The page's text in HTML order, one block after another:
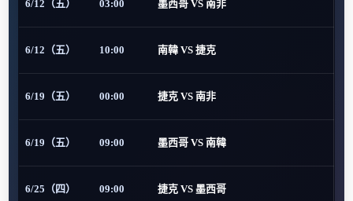
6/12（五） 03:00 墨西哥 VS 南非
6/12（五） 10:00 南韓 VS 捷克
6/19（五） 00:00 捷克 VS 南非
6/19（五） 09:00 墨西哥 VS 南韓
6/25（四） 09:00 捷克 VS 墨西哥